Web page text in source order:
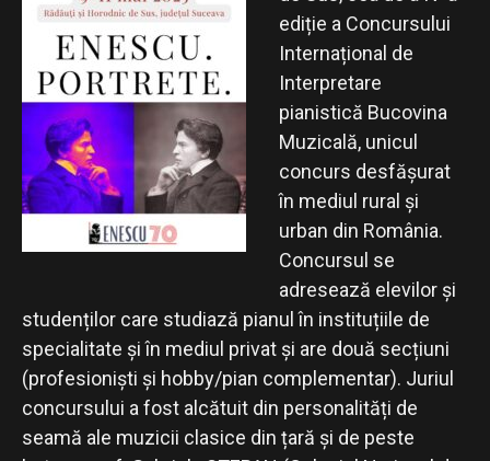
ediție a Concursului
Internațional de
Interpretare
pianistică Bucovina
Muzicală, unicul
concurs desfășurat
în mediul rural și
urban din România.
Concursul se
adresează elevilor și
studenților care studiază pianul în instituțiile de
specialitate și în mediul privat și are două secțiuni
(profesioniști și hobby/pian complementar). Juriul
concursului a fost alcătuit din personalități de
seamă ale muzicii clasice din țară și de peste